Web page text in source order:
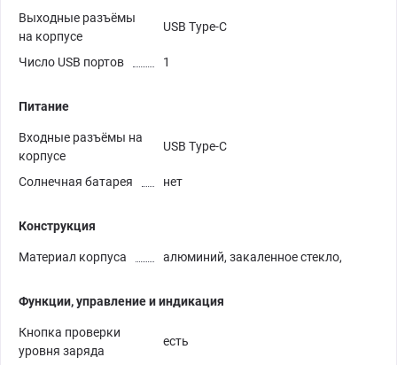
Выходные разъёмы
на корпусе
USB Type-C
Число USB портов 1
Питание
Входные разъёмы на
корпусе
USB Type-C
Солнечная батарея нет
Конструкция
Материал корпуса алюминий, закаленное стекло,
Функции, управление и индикация
Кнопка проверки
уровня заряда
есть